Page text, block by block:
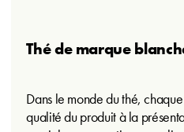
Thé de marque
Dans le monde du thé,
qualité du produit à la